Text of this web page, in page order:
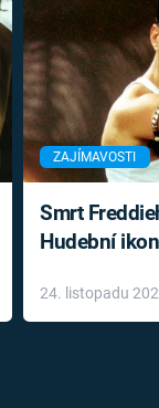
ZAJÍMAVOSTI
Smrt
Hudební
léky
24. listopadu